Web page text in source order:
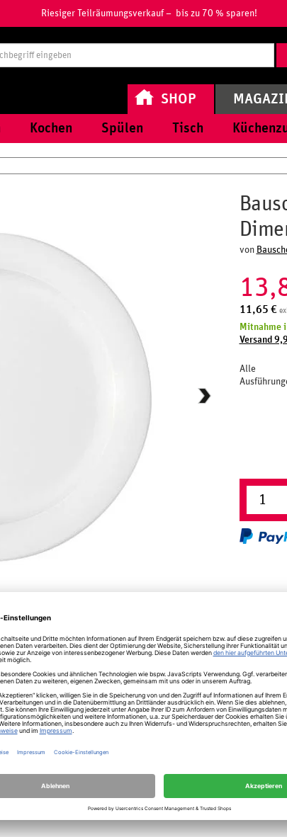
Riesiger Teilräumungsverkauf – bis zu 70 % sparen!
SHOP
Kochen Spülen Tisch
Produktsicherheit
Weiss
hochfunktional und trotzdem sympathisch
Formgestaltung von Dimension. Das breite
Anrichten der Mahlzeiten. Ein willkommener
von
11,65 €
Mitnahme
Versand
Alle